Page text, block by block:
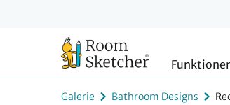
Galerie Bathroom Designs